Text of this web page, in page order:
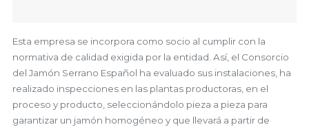
Esta empresa se incorpora como socio al cumplir con la
normativa de calidad exigida por la entidad. Así, el Consorcio
del Jamón Serrano Español ha evaluado sus instalaciones, ha
realizado inspecciones en las plantas productoras, en el
proceso y producto, seleccionándolo pieza a pieza para
garantizar un jamón homogéneo y que llevará a partir de